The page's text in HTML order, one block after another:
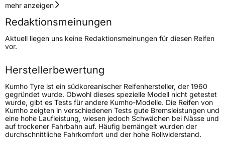
Geschwindigkeitsindex
Höchstgeschwindigkeit
170 km/h
Lastindex106/104
Höchstlast950/900 kg
Generelle Merkmale
FahrzeugtypTransporter
VerwendungGanzjahresreifen
mehr anzeigen
Redaktionsmeinungen
Aktuell liegen uns keine Redaktionsmeinungen für diesen Reifen
vor.
Herstellerbewertung
Kumho Tyre ist ein südkoreanischer Reifenhersteller, der 1960
gegründet wurde. Obwohl dieses spezielle Modell nicht getestet
wurde, gibt es Tests für andere Kumho-Modelle. Die Reifen von
Kumho zeigten in verschiedenen Tests gute Bremsleistungen und
eine hohe Laufleistung, wiesen jedoch Schwächen bei Nässe und
auf trockener Fahrbahn auf. Häufig bemängelt wurden der
durchschnittliche Fahrkomfort und der hohe Rollwiderstand.